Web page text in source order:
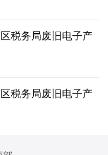
税务局废旧电子产
税务局废旧电子产